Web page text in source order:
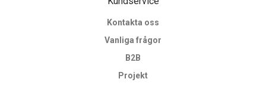
Kontakta oss
Vanliga frågor
B2B
Projekt